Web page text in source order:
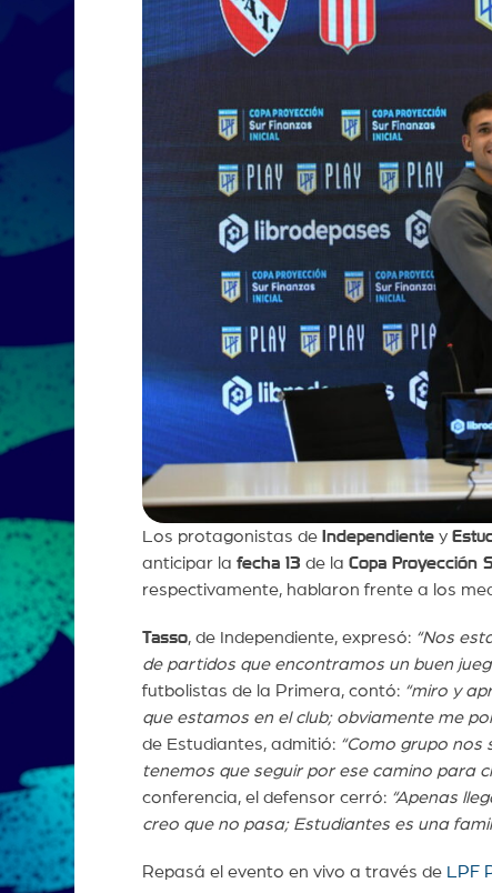
Los protagonistas de Independientey
anticipar la fecha 13 de la Copa Proyección
respectivamente, hablaron frente a los
Tasso, de Independiente, expresó: “Nos
de partidos que encontramos un buen
futbolistas de la Primera, contó: “miro y
que estamos en el club; obviamente me
de Estudiantes, admitió: “Como grupo
tenemos que seguir por ese camino para
conferencia, el defensor cerró:“Apenas
creo que no pasa; Estudiantes es una
Repasá el evento en vivo a través de LPF